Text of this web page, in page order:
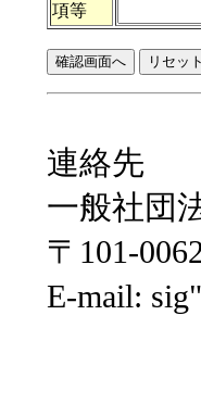
項等
連絡先
一般社団
〒101-
E-mail: